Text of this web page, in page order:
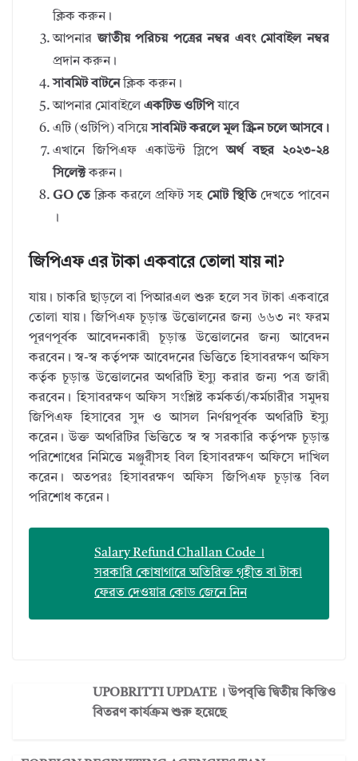
ক্লিক করুন।
আপনারজাতীয় পরিচয় পত্রের নম্বর এবং মোবাইল নম্বর
প্রদান করুন।
সাবমিট বাটনেক্লিক করুন।
আপনার মোবাইলে একটিভ ওটিপিযাবে
এটি (ওটিপি) বসিয়েসাবমিট করলে মূল স্ক্রিন চলে আসবে।
এখানে জিপিএফ একাউন্ট স্লিপেঅর্থ বছর ২০২৩-২৪
সিলেক্টকরুন।
GO তেক্লিক করলে প্রফিট সহ মোট স্থিতিদেখতে পাবেন
।
জিপিএফ এর টাকা একবারে তোলা যায় না?
যায়। চাকরি ছাড়লে বা পিআরএল শুরু হলে সব টাকা একবারে
তোলা যায়। জিপিএফ চূড়ান্ত উত্তোলনের জন্য ৬৬৩ নং ফরম
পূরণপূর্বক আবেদনকারী চূড়ান্ত উত্তোলনের জন্য আবেদন
করবেন। স্ব-স্ব কর্তৃপক্ষ আবেদনের ভিত্তিতে হিসাবরক্ষণ অফিস
কর্তৃক চূড়ান্ত উত্তোলনের অথরিটি ইস্যু করার জন্য পত্র জারী
করবেন। হিসাবরক্ষণ অফিস সংশ্লিষ্ট কর্মকর্তা/কর্মচারীর সমুদয়
জিপিএফ হিসাবের সুদ ও আসল নির্ণয়পূর্বক অথরিটি ইস্যু
করেন। উক্ত অথরিটির ভিত্তিতে স্ব স্ব সরকারি কর্তৃপক্ষ চূড়ান্ত
পরিশোধের নিমিত্তে মঞ্জুরীসহ বিল হিসাবরক্ষণ অফিসে দাখিল
করেন। অতপরঃ হিসাবরক্ষণ অফিস জিপিএফ চূড়ান্ত বিল
পরিশোধ করেন।
Salary Refund Challan Code ।
সরকারি কোষাগারে অতিরিক্ত গৃহীত বা টাকা
ফেরত দেওয়ার কোড জেনে নিন
UPOBRITTI UPDATE । উপবৃত্তি দ্বিতীয় কিস্তিও
বিতরণ কার্যক্রম শুরু হয়েছে